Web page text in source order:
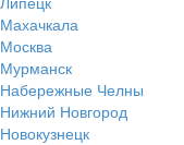
Махачкала
Москва
Мурманск
Набережные Челны
Нижний Новгород
Новокузнецк